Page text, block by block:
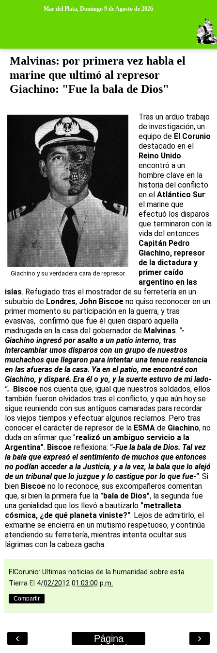
Mar del Plata, Domingo 9 de Agosto de 2026
Malvinas: por primera vez habla el
marine que ultimó al represor
Giachino: "Fue la bala de Dios"
Giachino y su verdadera cara de represor
Tras un arduo trabajo
de investigación, un
equipo de El Corunio
destacado en el
Reino Unido
encontró a un
hombre clave en la
historia del conflicto
en el Atlántico Sur:
el marine que
efectuó los disparos
que terminaron con la
vida del entonces
Capitán Pedro
Giachino, represor
de la dictadura y
primer caído
argentino en las
islas. Refugiado tras el mostrador de su ferretería en un
suburbio de Londres, John Biscoe no quiso reconocer en un
primer momento su participación en la guerra, y tras
evasivas, confirmó que fue él quien disparó aquella
madrugada en la casa del gobernador de Malvinas. "-
Giachino ingresó por asalto a un patio interno, tras
intercambiar unos disparos con un grupo de nuestros
muchachos que llegaron para intentar una tenue resistencia
en las afueras de la casa. Ya en el patio, me encontré con
Giachino, y disparé. Era él o yo, y la suerte estuvo de mi lado-
". Biscoe nos cuenta que, igual que nuestros soldados, ellos
también fueron olvidados tras el conflicto, y que aún hoy se
sigue reuniendo con sus antiguos camaradas para recordar
los viejos tiempos y efectuar algunos reclamos. Pero tras
conocer el carácter de represor de la ESMA de Giachino, no
duda en afirmar que "realizó un ambiguo servicio a la
Argentina". Biscoe reflexiona: "-Fue la bala de Dios. Tal vez
la bala que expresó el sentimiento de muchos que entonces
no podían acceder a la Justicia, y a la vez, la bala que lo alejó
de un tribunal que lo juzgue y lo castigue por lo que fue-". Si
bien Biscoe no lo reconoce, sus excompañeros comentan
que, si bien la primera fue la "bala de Dios", la segunda fue
una genialidad que los llevó a bautizarlo "metralleta
cósmica, ¿de qué planeta viniste?". Lejos de admitirlo, el
exmarine se encierra en un mutismo respetuoso, y continúa
atendiendo su ferretería, mientras intenta ocultar sus
lágrimas con la cabeza gacha.
ElCorunio: Ultimas noticias de la humanidad sobre esta
Tierra El 4/02/2012 01:03:00 p.m.
Compartir
‹ ›
Página
Principal